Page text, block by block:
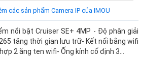
các sản phẩm Camera IP của IMOU
nổi bật Cruiser SE+ 4MP - Độ phân giải
tăng thời gian lưu trữ- Kết nối bằng wifi
2 ăng ten wifi- Ống kính cố định 3...